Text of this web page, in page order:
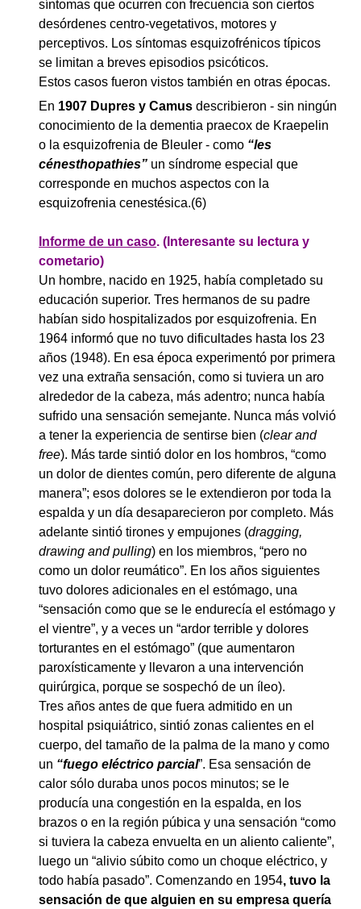
síntomas que ocurren con frecuencia son ciertos
desórdenes centro-vegetativos, motores y
perceptivos. Los síntomas esquizofrénicos típicos
se limitan a breves episodios psicóticos.
Estos casos fueron vistos también en otras épocas.
En 1907 Dupres y Camus describieron - sin ningún
conocimiento de la dementia praecox de Kraepelin
o la esquizofrenia de Bleuler - como “les
cénesthopathies” un síndrome especial que
corresponde en muchos aspectos con la
esquizofrenia cenestésica.(6)
Informe de un caso. (Interesante su lectura y
cometario)
Un hombre, nacido en 1925, había completado su
educación superior. Tres hermanos de su padre
habían sido hospitalizados por esquizofrenia. En
1964 informó que no tuvo dificultades hasta los 23
años (1948). En esa época experimentó por primera
vez una extraña sensación, como si tuviera un aro
alrededor de la cabeza, más adentro; nunca había
sufrido una sensación semejante. Nunca más volvió
a tener la experiencia de sentirse bien (clear and
free). Más tarde sintió dolor en los hombros, “como
un dolor de dientes común, pero diferente de alguna
manera”; esos dolores se le extendieron por toda la
espalda y un día desaparecieron por completo. Más
adelante sintió tirones y empujones (dragging,
drawing and pulling) en los miembros, “pero no
como un dolor reumático”. En los años siguientes
tuvo dolores adicionales en el estómago, una
“sensación como que se le endurecía el estómago y
el vientre”, y a veces un “ardor terrible y dolores
torturantes en el estómago” (que aumentaron
paroxísticamente y llevaron a una intervención
quirúrgica, porque se sospechó de un íleo).
Tres años antes de que fuera admitido en un
hospital psiquiátrico, sintió zonas calientes en el
cuerpo, del tamaño de la palma de la mano y como
un “fuego eléctrico parcial”. Esa sensación de
calor sólo duraba unos pocos minutos; se le
producía una congestión en la espalda, en los
brazos o en la región púbica y una sensación “como
si tuviera la cabeza envuelta en un aliento caliente”,
luego un “alivio súbito como un choque eléctrico, y
todo había pasado”. Comenzando en 1954, tuvo la
sensación de que alguien en su empresa quería